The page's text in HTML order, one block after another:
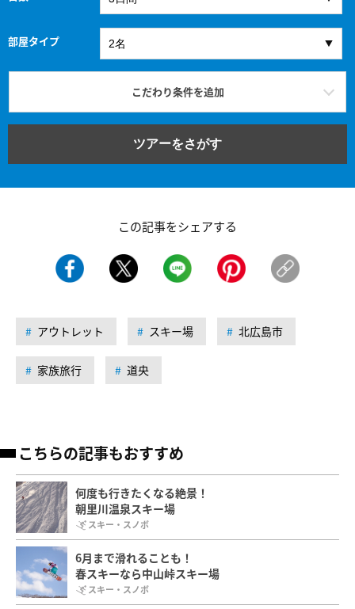
部屋タイプ
こだわり条件を追加
ツアーをさがす
この記事をシェアする
アウトレット スキー場 北広島市
家族旅行 道央
こちらの記事もおすすめ
何度も行きたくなる絶景！
朝里川温泉スキー場
スキー・スノボ
6月まで滑れることも！
春スキーなら中山峠スキー場
スキー・スノボ